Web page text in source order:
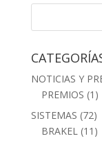
NOTICIAS Y
PREMIOS (1)
SISTEMAS (72)
BRAKEL(11)